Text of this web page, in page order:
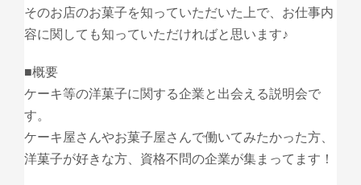
そのお店のお菓子を知っていただいた上で、お仕事内
容に関しても知っていただければと思います♪
■概要
ケーキ等の洋菓子に関する企業と出会える説明会で
す。
ケーキ屋さんやお菓子屋さんで働いてみたかった方、
洋菓子が好きな方、資格不問の企業が集まってます！